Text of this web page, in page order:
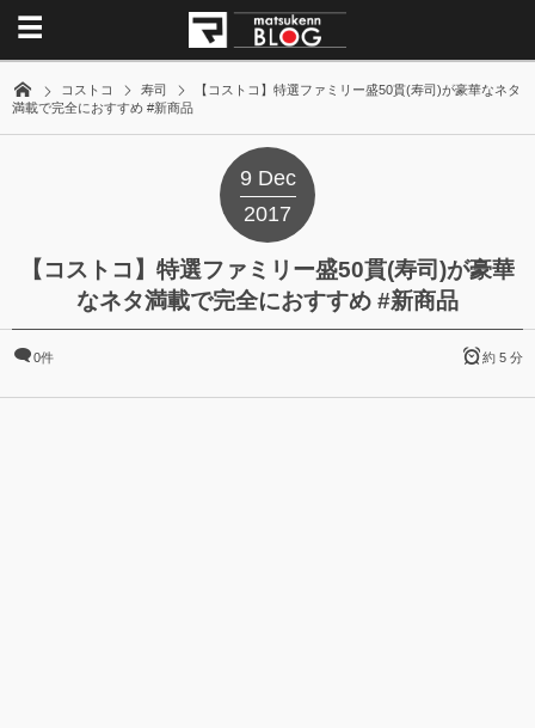
コストコ 寿司
【コストコ】特選ファミリー盛50貫(寿司)が豪華なネタ
満載で完全におすすめ #新商品
9 Dec
2017
【コストコ】特選ファミリー盛50貫(寿司)が豪華
なネタ満載で完全におすすめ #新商品
0件 約 5 分